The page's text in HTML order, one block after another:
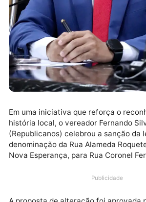
(Republicanos) celebrou a sanção